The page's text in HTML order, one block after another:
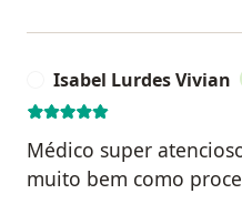
Isabel Lurdes Vivian
Médico super
muito bem como